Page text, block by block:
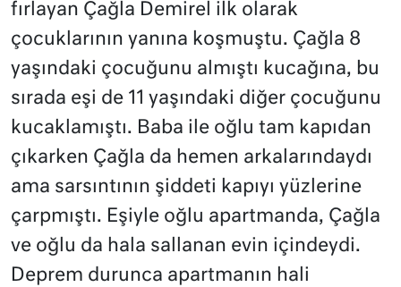
fırlayan Çağla Demirel ilk olarak
çocuklarının yanına koşmuştu. Çağla 8
yaşındaki çocuğunu almıştı kucağına, bu
sırada eşi de 11 yaşındaki diğer çocuğunu
kucaklamıştı. Baba ile oğlu tam kapıdan
çıkarken Çağla da hemen arkalarındaydı
ama sarsıntının şiddeti kapıyı yüzlerine
çarpmıştı. Eşiyle oğlu apartmanda, Çağla
ve oğlu da hala sallanan evin içindeydi.
Deprem durunca apartmanın hali